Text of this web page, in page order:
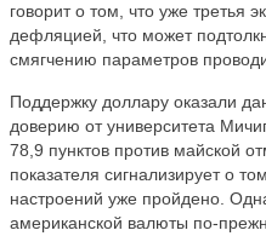
говорит о том, что уже третья
дефляцией, что может
смягчению параметров
Поддержку доллару оказали
доверию от университета
78,9 пунктов против майской
показателя сигнализирует о
настроений уже пройдено.
американской валюты по-